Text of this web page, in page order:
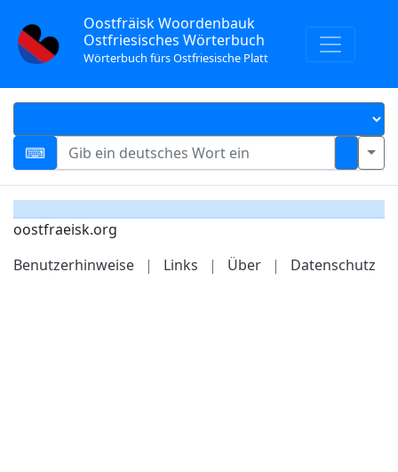
Oostfräisk Woordenbauk
Ostfriesisches Wörterbuch
Wörterbuch fürs Ostfriesische Platt
oostfraeisk.org
Benutzerhinweise
| Links | Über | Datenschutz